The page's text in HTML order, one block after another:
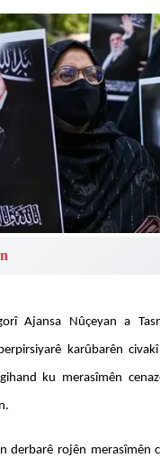
Ajansa Nûçeyan a
karûbarên
ku merasîmên
derbarê rojên merasîmên